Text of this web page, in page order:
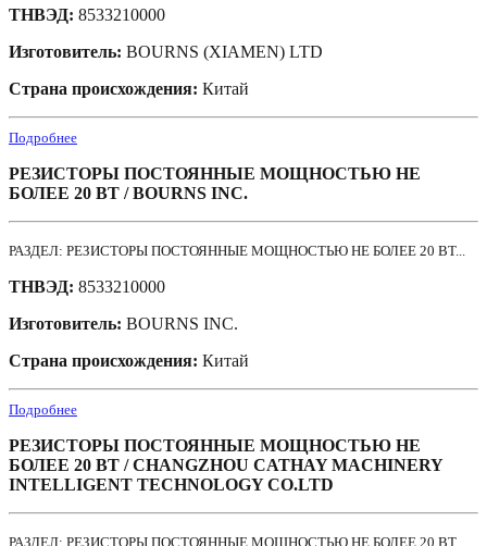
ТНВЭД: 8533210000
Изготовитель: BOURNS (XIAMEN) LTD
Страна происхождения: Китай
Подробнее
РЕЗИСТОРЫ ПОСТОЯННЫЕ МОЩНОСТЬЮ НЕ
БОЛЕЕ 20 ВТ / BOURNS INC.
РАЗДЕЛ: РЕЗИСТОРЫ ПОСТОЯННЫЕ МОЩНОСТЬЮ НЕ БОЛЕЕ 20 ВТ...
ТНВЭД: 8533210000
Изготовитель: BOURNS INC.
Страна происхождения: Китай
Подробнее
РЕЗИСТОРЫ ПОСТОЯННЫЕ МОЩНОСТЬЮ НЕ
БОЛЕЕ 20 ВТ / CHANGZHOU CATHAY MACHINERY
INTELLIGENT TECHNOLOGY CO.LTD
РАЗДЕЛ: РЕЗИСТОРЫ ПОСТОЯННЫЕ МОЩНОСТЬЮ НЕ БОЛЕЕ 20 ВТ...